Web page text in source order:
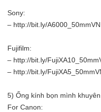
Sony:
– http://bit.ly/A6000_50mmVN
Fujifilm:
– http://bit.ly/
– http://bit.ly/
5) Ống kính bọn mình
For Canon: